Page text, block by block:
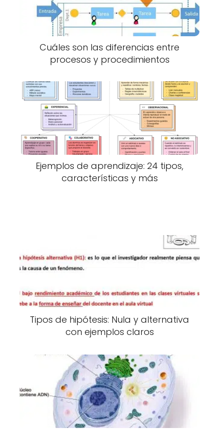
Cuáles son las diferencias entre
procesos y procedimientos
Ejemplos de aprendizaje: 24 tipos,
características y más
Tipos de hipótesis: Nula y alternativa
con ejemplos claros